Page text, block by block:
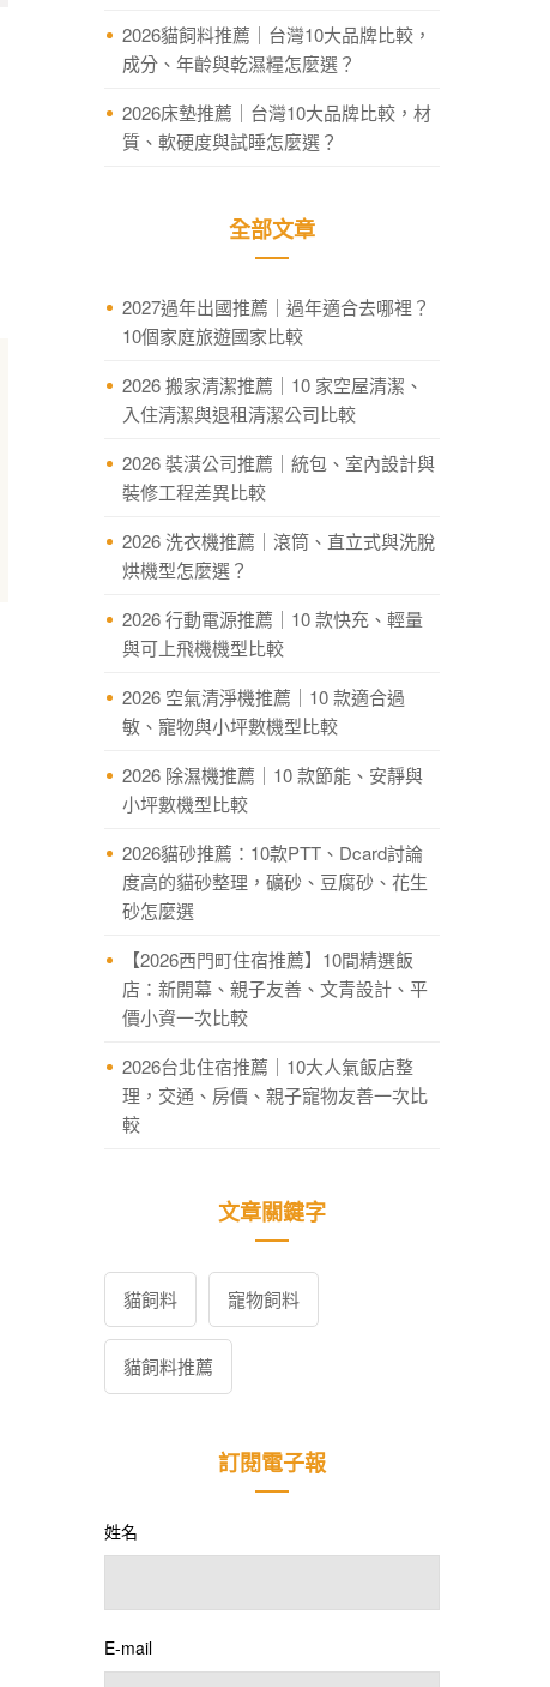
2026貓飼料推薦｜台灣10大品牌比較，
成分、年齡與乾濕糧怎麼選？
2026床墊推薦｜台灣10大品牌比較，材
質、軟硬度與試睡怎麼選？
全部文章
2027過年出國推薦｜過年適合去哪裡？
10個家庭旅遊國家比較
2026 搬家清潔推薦｜10 家空屋清潔、
入住清潔與退租清潔公司比較
2026 裝潢公司推薦｜統包、室內設計與
裝修工程差異比較
2026 洗衣機推薦｜滾筒、直立式與洗脫
烘機型怎麼選？
2026 行動電源推薦｜10 款快充、輕量
與可上飛機機型比較
2026 空氣清淨機推薦｜10 款適合過
敏、寵物與小坪數機型比較
2026 除濕機推薦｜10 款節能、安靜與
小坪數機型比較
2026貓砂推薦：10款PTT、Dcard討論
度高的貓砂整理，礦砂、豆腐砂、花生
砂怎麼選
【2026西門町住宿推薦】10間精選飯
店：新開幕、親子友善、文青設計、平
價小資一次比較
2026台北住宿推薦｜10大人氣飯店整
理，交通、房價、親子寵物友善一次比
較
文章關鍵字
貓飼料 寵物飼料
貓飼料推薦
訂閱電子報
姓名
E-mail